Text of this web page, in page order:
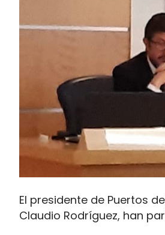
El presidente de Puertos
Claudio Rodríguez, han